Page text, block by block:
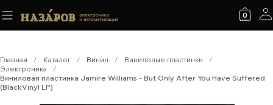
0
Главная / Каталог / Винил / Виниловые пластинки
/
Электроника
/
Виниловая пластинка Jamire Williams - But Only After You Have Suffered
(BlackVinyl LP)